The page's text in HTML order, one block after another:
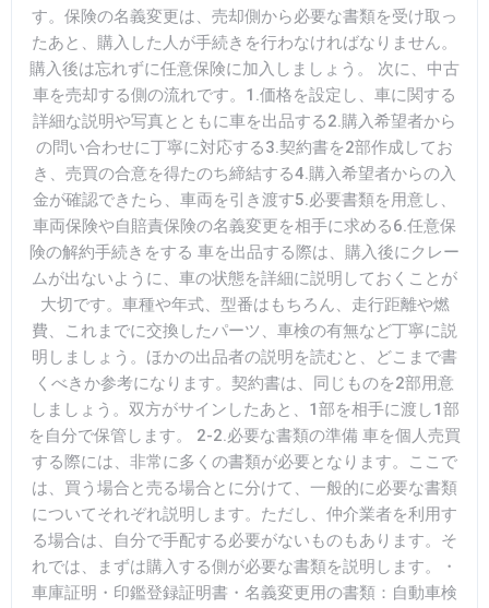
す。保険の名義変更は、売却側から必要な書類を受け取っ
たあと、購入した人が手続きを行わなければなりません。
購入後は忘れずに任意保険に加入しましょう。 次に、中古
車を売却する側の流れです。1.価格を設定し、車に関する
詳細な説明や写真とともに車を出品する2.購入希望者から
の問い合わせに丁寧に対応する3.契約書を2部作成してお
き、売買の合意を得たのち締結する4.購入希望者からの入
金が確認できたら、車両を引き渡す5.必要書類を用意し、
車両保険や自賠責保険の名義変更を相手に求める6.任意保
険の解約手続きをする 車を出品する際は、購入後にクレー
ムが出ないように、車の状態を詳細に説明しておくことが
大切です。車種や年式、型番はもちろん、走行距離や燃
費、これまでに交換したパーツ、車検の有無など丁寧に説
明しましょう。ほかの出品者の説明を読むと、どこまで書
くべきか参考になります。契約書は、同じものを2部用意
しましょう。双方がサインしたあと、1部を相手に渡し1部
を自分で保管します。 2-2.必要な書類の準備 車を個人売買
する際には、非常に多くの書類が必要となります。ここで
は、買う場合と売る場合とに分けて、一般的に必要な書類
についてそれぞれ説明します。ただし、仲介業者を利用す
る場合は、自分で手配する必要がないものもあります。そ
れでは、まずは購入する側が必要な書類を説明します。・
車庫証明・印鑑登録証明書・名義変更用の書類：自動車検